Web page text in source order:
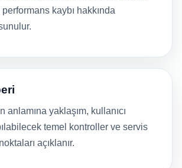
kaybı hakkında
anlamına yaklaşım, kullanıcı
temel kontroller ve servis
açıklanır.